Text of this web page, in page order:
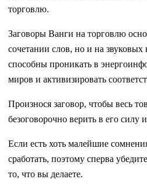
торговлю.
Заговоры Ванги на торговлю
сочетании слов, но и на звуковых
способны проникать в
миров и активизировать
Произнося заговор, чтобы весь
безоговорочно верить в его силу
Если есть хоть малейшие
сработать, поэтому сперва
то, что вы делаете.